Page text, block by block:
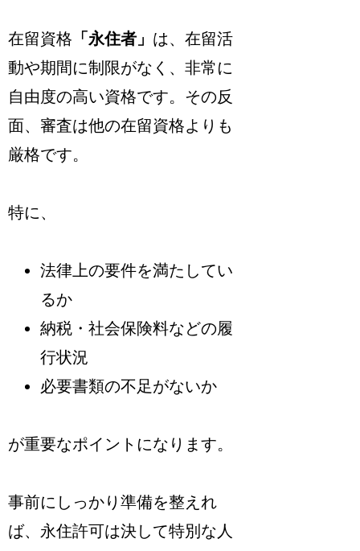
在留資格 「永住者」 は、在留活
動や期間に制限がなく、非常に
自由度の高い資格です。その反
面、 審査は他の在留資格よりも
厳格です。
特に、
法律上の要件を満たしてい
るか
納税・社会保険料などの履
行状況
必要書類の不足がないか
が重要なポイントになります。
事前にしっかり準備を整えれ
ば、永住許可は決して特別な人